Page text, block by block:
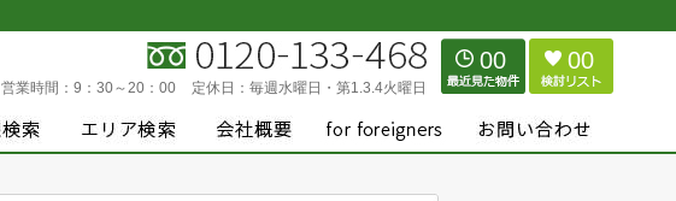
営業時間： 9：30～20：00 定休日： 毎週水曜日・第1.3.4火曜日
00 00